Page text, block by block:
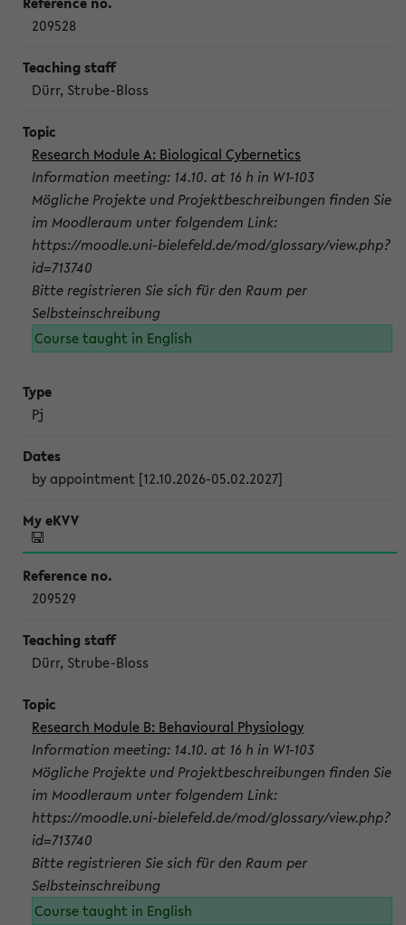
209528
Dürr, Strube-Bloss
Research Module A: Biological Cybernetics
Information meeting: 14.10. at 16 h in W1-103
Mögliche Projekte und Projektbeschreibungen finden Sie
im Moodleraum unter folgendem Link:
https://moodle.uni-bielefeld.de/mod/glossary/view.php?
id=713740
Bitte registrieren Sie sich für den Raum per
Selbsteinschreibung
Course taught in English
Pj
by appointment [12.10.2026-05.02.2027]
209529
Dürr, Strube-Bloss
Research Module B: Behavioural Physiology
Information meeting: 14.10. at 16 h in W1-103
Mögliche Projekte und Projektbeschreibungen finden Sie
im Moodleraum unter folgendem Link:
https://moodle.uni-bielefeld.de/mod/glossary/view.php?
id=713740
Bitte registrieren Sie sich für den Raum per
Selbsteinschreibung
Course taught in English